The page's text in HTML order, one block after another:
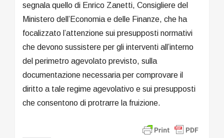
segnala quello di Enrico Zanetti, Consigliere del
Ministero dell’Economia e delle Finanze, che ha
focalizzato l’attenzione sui presupposti normativi
che devono sussistere per gli interventi all’interno
del perimetro agevolato previsto, sulla
documentazione necessaria per comprovare il
diritto a tale regime agevolativo e sui presupposti
che consentono di protrarre la fruizione.